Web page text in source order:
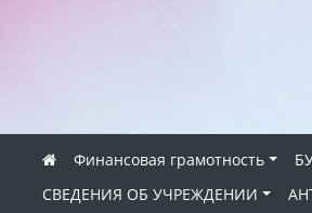
Финансовая грамотность
СВЕДЕНИЯ ОБ УЧРЕЖДЕНИИ